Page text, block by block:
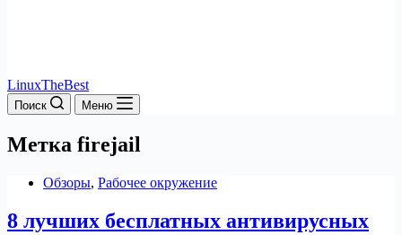
LinuxTheBest
Поиск Меню
Метка firejail
Обзоры, Рабочее окружение
8 лучших бесплатных антивирусных